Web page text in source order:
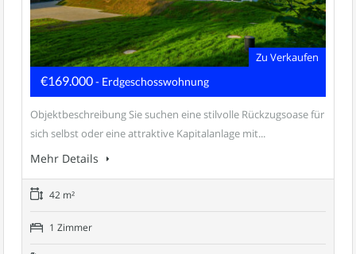
Zu Verkaufen
€169.000- Erdgeschosswohnung
Objektbeschreibung Sie suchen eine stilvolle Rückzugsoase für
sich selbst oder eine attraktive Kapitalanlage mit...
Mehr Details
42 m²
1 Zimmer